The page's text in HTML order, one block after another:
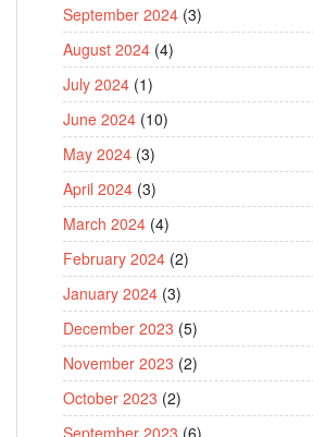
September 2024 (3)
August 2024 (4)
July 2024 (1)
June 2024 (10)
May 2024 (3)
April 2024 (3)
March 2024 (4)
February 2024 (2)
January 2024 (3)
December 2023 (5)
November 2023 (2)
October 2023 (2)
September 2023 (6)